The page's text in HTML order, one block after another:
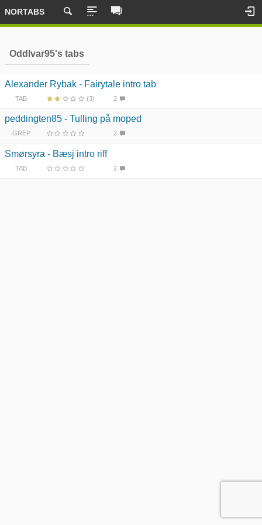
NORTABS
OddIvar95's tabs
Alexander Rybak - Fairytale intro tab
TAB (3) 2
peddingten85 - Tulling på moped
GREP 2
Smørsyra - Bæsj intro riff
TAB 2